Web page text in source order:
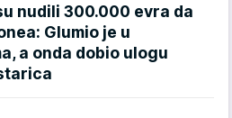
nudili 300.000 evra da
Glumio je u
a onda dobio ulogu